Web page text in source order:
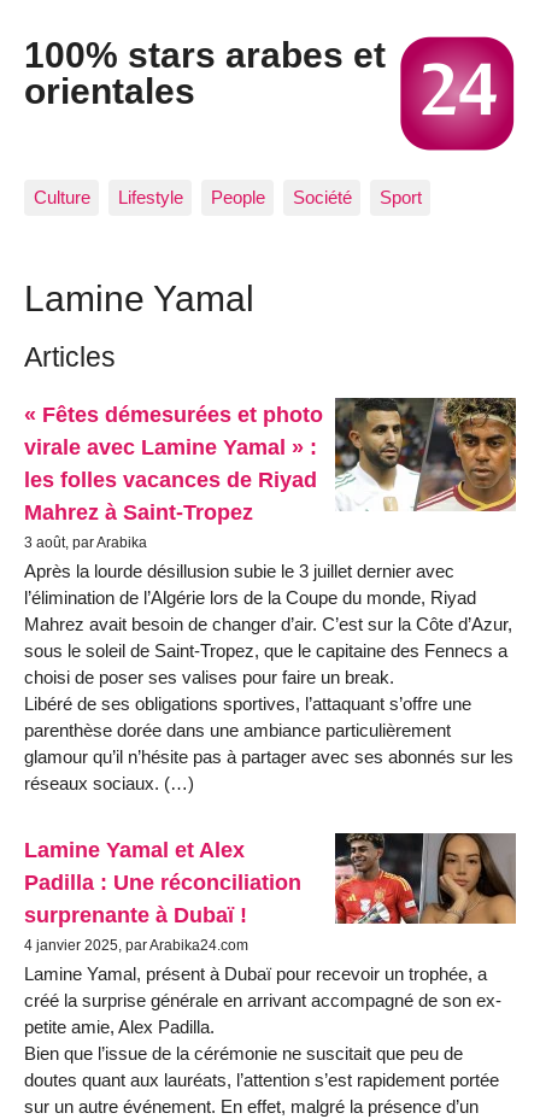
100% stars arabes et
orientales
Culture Lifestyle People Société Sport
Lamine Yamal
Articles
« Fêtes démesurées et photo
virale avec Lamine Yamal » :
les folles vacances de Riyad
Mahrez à Saint-Tropez
3 août, par Arabika
Après la lourde désillusion subie le 3 juillet dernier avec
l’élimination de l’Algérie lors de la Coupe du monde, Riyad
Mahrez avait besoin de changer d’air. C’est sur la Côte d’Azur,
sous le soleil de Saint-Tropez, que le capitaine des Fennecs a
choisi de poser ses valises pour faire un break.
Libéré de ses obligations sportives, l’attaquant s’offre une
parenthèse dorée dans une ambiance particulièrement
glamour qu’il n’hésite pas à partager avec ses abonnés sur les
réseaux sociaux. (…)
Lamine Yamal et Alex
Padilla : Une réconciliation
surprenante à Dubaï !
4 janvier 2025, par Arabika24.com
Lamine Yamal, présent à Dubaï pour recevoir un trophée, a
créé la surprise générale en arrivant accompagné de son ex-
petite amie, Alex Padilla.
Bien que l’issue de la cérémonie ne suscitait que peu de
doutes quant aux lauréats, l’attention s’est rapidement portée
sur un autre événement. En effet, malgré la présence d’un